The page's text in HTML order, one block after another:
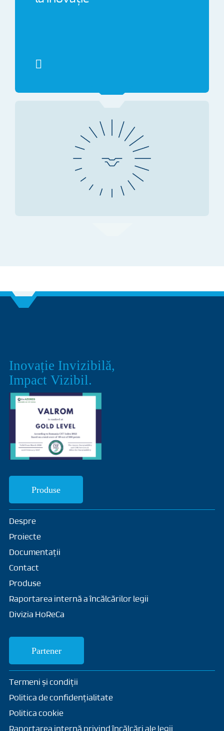
Inovație Invizibilă,
Impact Vizibil.
Produse
Despre
Proiecte
Documentații
Contact
Produse
Raportarea internă a încălcărilor legii
Divizia HoReCa
Partener
Termeni și condiții
Politica de confidențialitate
Politica cookie
Raportarea internă privind încălcări ale legii